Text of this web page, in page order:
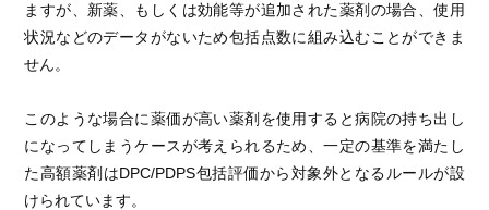
ますが、新薬、もしくは効能等が追加された薬剤の場合、使用
状況などのデータがないため包括点数に組み込むことができま
せん。
このような場合に薬価が高い薬剤を使用すると病院の持ち出し
になってしまうケースが考えられるため、一定の基準を満たし
た高額薬剤はDPC/PDPS包括評価から対象外となるルールが設
けられています。